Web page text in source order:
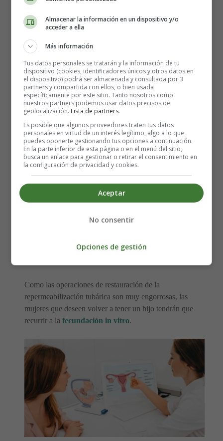
es decir, la introducción en la vagina de una cámara (el
para la cirugía. Por supuesto, en este caso, la esterilidad
no es inmediata: hay que esperar al menos tres meses y
durante este tiempo utilizar otros medios anticonceptivos
La ligadura de trompas se realiza en un hospital o clínica;
el procedimiento dura unos 30 minutos, bajo anestesia
Ligadura de trompas: ¿un
proceso reversible?
La ligadura de trompas tiene una eficacia del 99%,
reversible y por lo tanto definitivo.
Una intervención que ha fallado puede, en algunos casos,
Como las operaciones de restauración de la
repermeabilización tubárica son muy engorrosas, las
mujeres que deseen volver a tener un hijo tendrán que
recurrir a la fecundación in vitro.
Almacenar la información en un dispositivo y/o
acceder a ella
Más información
Tus datos personales se tratarán y la información de tu
dispositivo (cookies, identificadores únicos y otros datos en
el dispositivo) podrá ser almacenada y consultada por 3
partners y compartida con ellos, o bien usada
específicamente por este sitio. Tanto nosotros como
nuestros partners podemos usar datos precisos de
geolocalización. Lista de partners.
Es posible que algunos proveedores traten tus datos
personales en virtud de un interés legítimo, algo a lo que
puedes oponerte gestionando tus opciones a continuación.
En la parte inferior de esta página o en el menú del sitio,
busca un enlace para gestionar o retirar el consentimiento en
la configuración de privacidad y cookies.
Aceptar
No consentir
Opciones de gestión